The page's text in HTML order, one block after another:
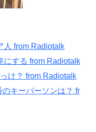
人 from Radiotalk
にする from Radiotalk
け？ from Radiotalk
キーパーソンは？ fr